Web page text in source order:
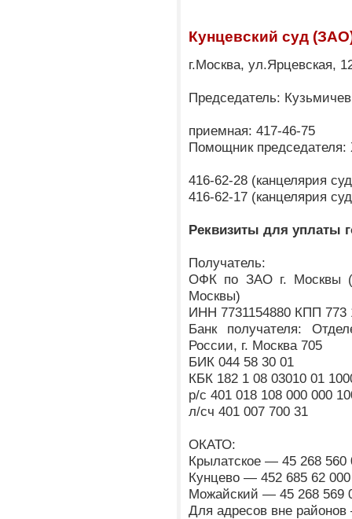
Кунцевский суд
г.Москва, ул.Ярцевская,
Председатель:
приемная: 417-46-75
Помощник председателя:
416-62-28 (канцелярия
416-62-17 (канцелярия
Реквизиты для уплаты
Получатель:
ОФК по ЗАО г. Москвы
Москвы)
ИНН 7731154880 КПП 773
Банк получателя:
России, г. Москва 705
БИК 044 58 30 01
КБК 182 1 08 03010 01
р/с 401 018 108 000 000
л/сч 401 007 700 31
ОКАТО:
Крылатское — 45 268 560
Кунцево — 452 685 62 000
Можайский — 45 268 569
Для адресов вне